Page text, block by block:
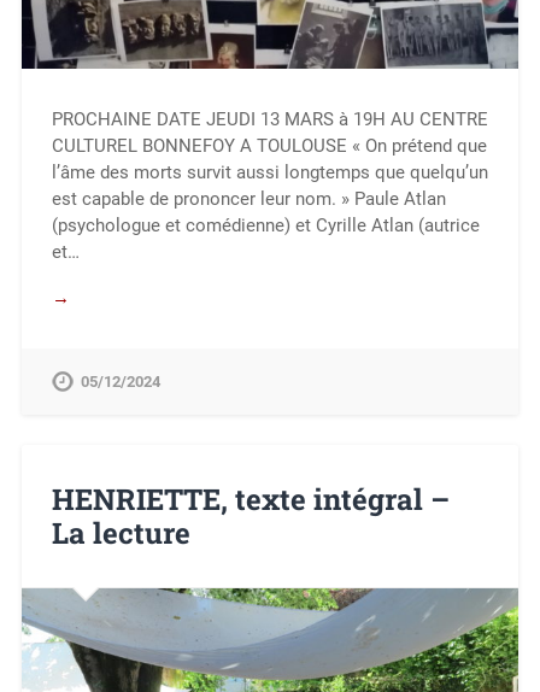
PROCHAINE DATE JEUDI 13 MARS à 19H AU CENTRE
CULTUREL BONNEFOY A TOULOUSE « On prétend que
l’âme des morts survit aussi longtemps que quelqu’un
est capable de prononcer leur nom. » Paule Atlan
(psychologue et comédienne) et Cyrille Atlan (autrice
et…
→
05/12/2024
HENRIETTE, texte intégral –
La lecture